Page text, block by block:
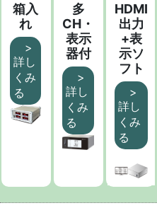
箱入
れ
>
詳し
くみ
る
多
CH・
表示
器付
>
詳し
くみ
る
HDMI
出力
+表
示ソ
フト
>
詳し
くみ
る